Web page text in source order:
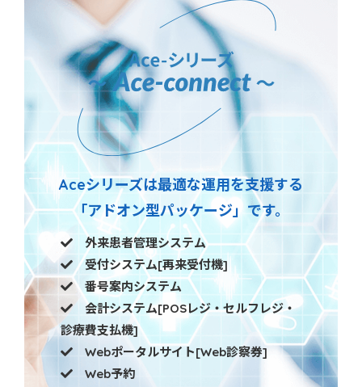
Aceシリーズは最適な運用を支援する
「アドオン型パッケージ」です。
外来患者管理システム
受付システム[再来受付機]
番号案内システム
会計システム[POSレジ・セルフレジ・
診療費支払機]
Webポータルサイト[Web診察券]
Web予約